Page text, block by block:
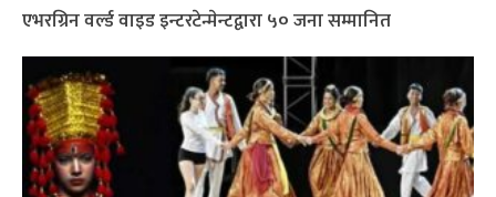
एभरग्रिन वर्ल्ड वाइड इन्टरटेन्मेन्टद्वारा ५० जना सम्मानित